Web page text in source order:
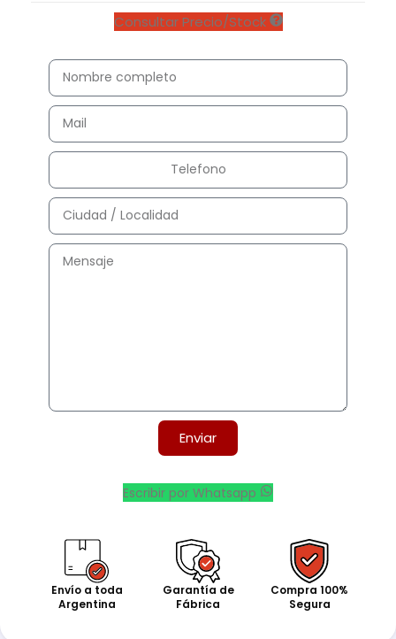
Consultar Precio/Stock
Enviar
Escribir por Whatsapp
Envío a toda
Argentina
Garantía de
Fábrica
Compra 100%
Segura